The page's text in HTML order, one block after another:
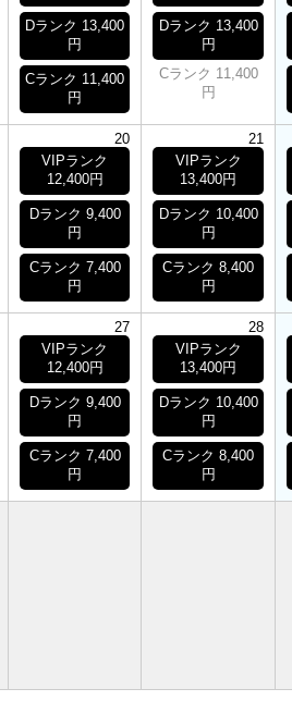
Dランク 13,400
円
Cランク 11,400
円
Dランク 13,400
円
Cランク 11,400
円
20
VIPランク
12,400円
Dランク 9,400
円
Cランク 7,400
円
21
VIPランク
13,400円
Dランク 10,400
円
Cランク 8,400
円
27
VIPランク
12,400円
Dランク 9,400
円
Cランク 7,400
円
28
VIPランク
13,400円
Dランク 10,400
円
Cランク 8,400
円